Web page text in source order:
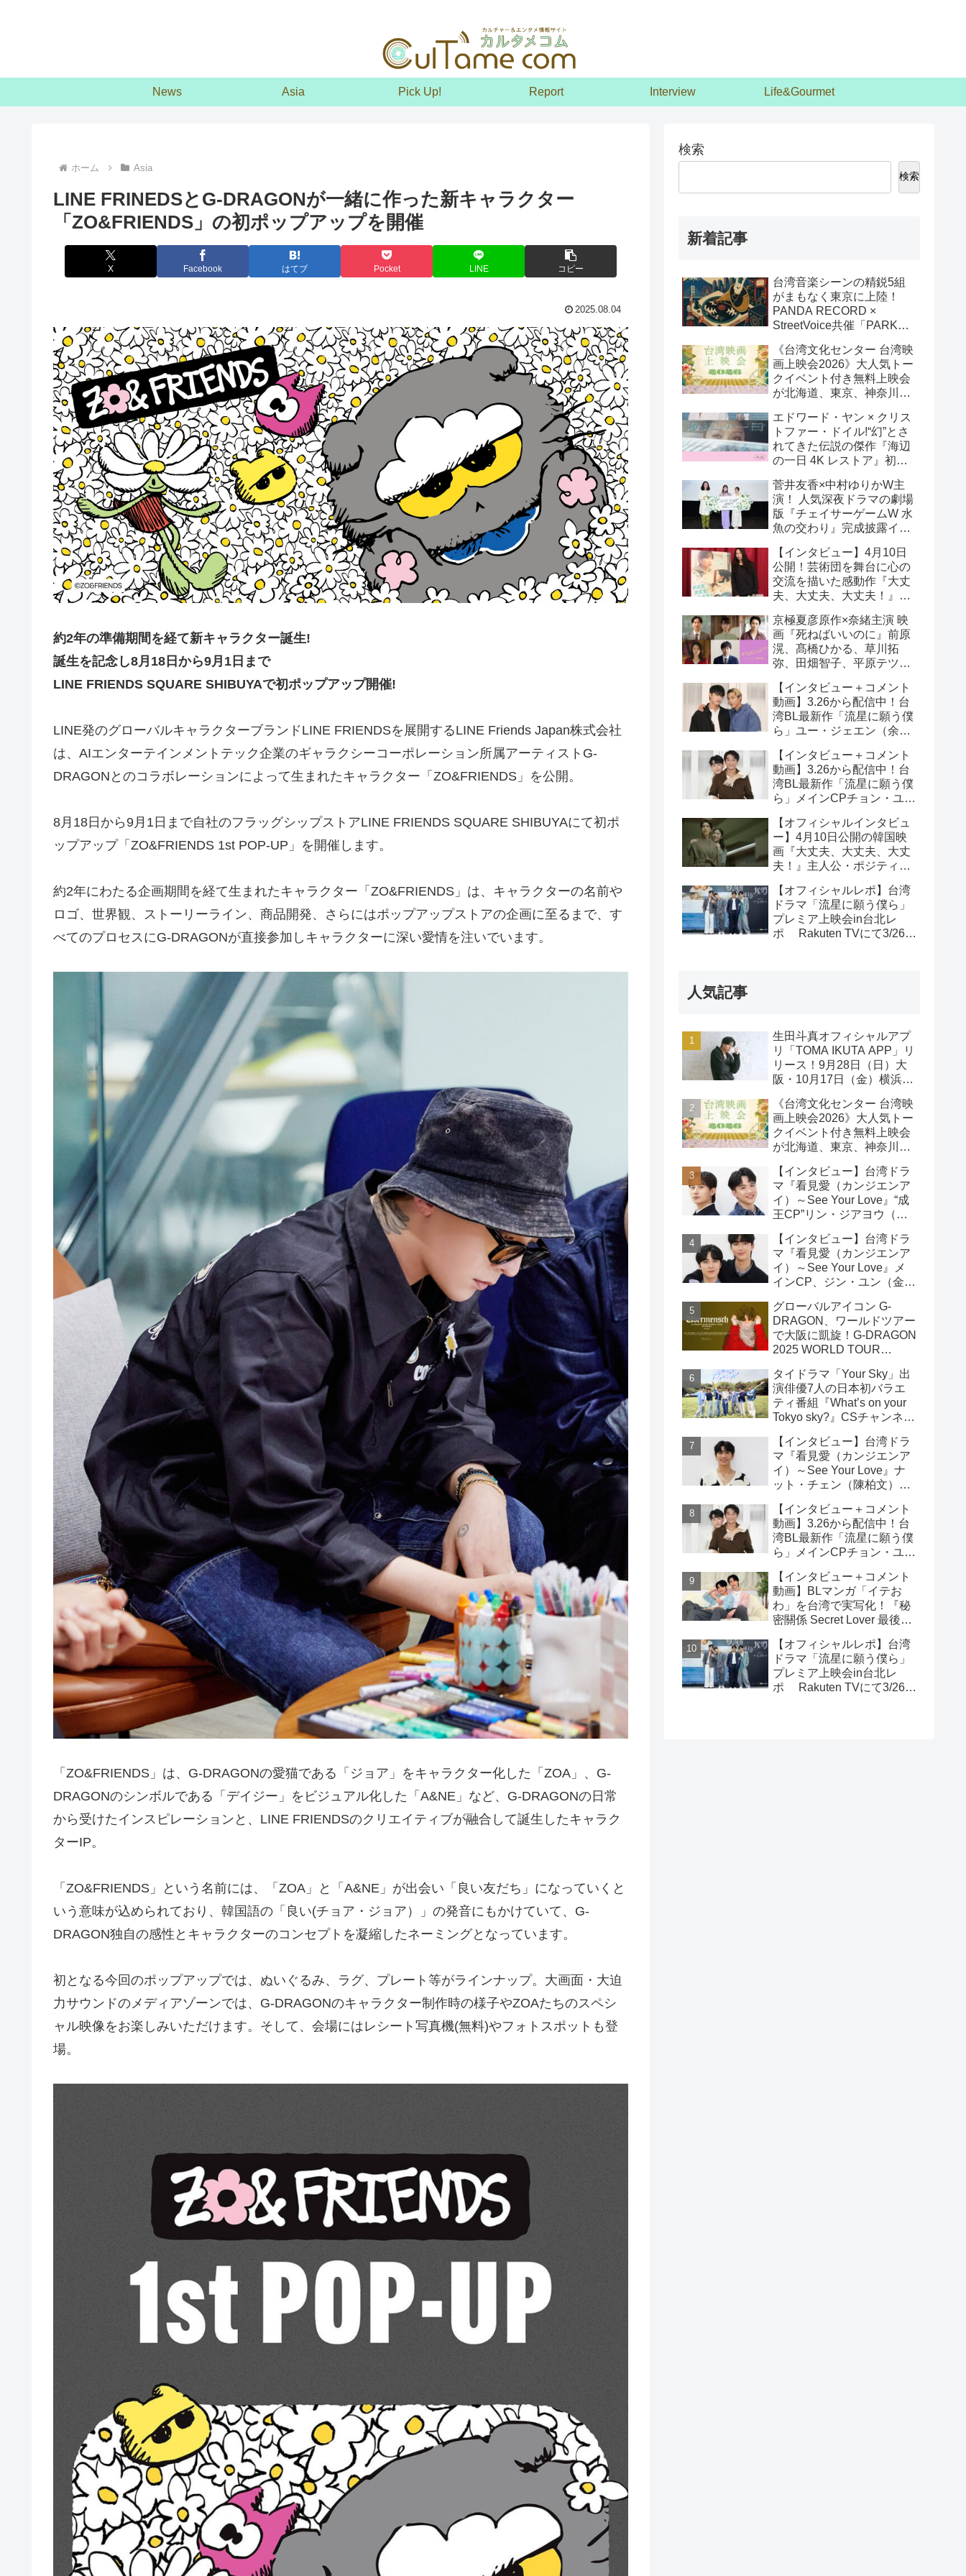
News Asia Pick Up! Report Interview Life&Gourmet
ホーム Asia
LINE FRINEDSとG-DRAGONが一緒に作った新キャラクター
「ZO&FRIENDS」の初ポップアップを開催
X Facebook はてブ Pocket LINE コピー
2025.08.04
約2年の準備期間を経て新キャラクター誕生!
誕生を記念し8月18日から9月1日まで
LINE FRIENDS SQUARE SHIBUYAで初ポップアップ開催!
LINE発のグローバルキャラクターブランドLINE FRIENDSを展開するLINE Friends Japan株式会社
は、AIエンターテインメントテック企業のギャラクシーコーポレーション所属アーティストG-
DRAGONとのコラボレーションによって生まれたキャラクター「ZO&FRIENDS」を公開。
8月18日から9月1日まで自社のフラッグシップストアLINE FRIENDS SQUARE SHIBUYAにて初ポ
ップアップ「ZO&FRIENDS 1st POP-UP」を開催します。
約2年にわたる企画期間を経て生まれたキャラクター「ZO&FRIENDS」は、キャラクターの名前や
ロゴ、世界観、ストーリーライン、商品開発、さらにはポップアップストアの企画に至るまで、す
べてのプロセスにG-DRAGONが直接参加しキャラクターに深い愛情を注いでいます。
「ZO&FRIENDS」は、G-DRAGONの愛猫である「ジョア」をキャラクター化した「ZOA」、G-
DRAGONのシンボルである「デイジー」をビジュアル化した「A&NE」など、G-DRAGONの日常
から受けたインスピレーションと、LINE FRIENDSのクリエイティブが融合して誕生したキャラク
ターIP。
「ZO&FRIENDS」という名前には、「ZOA」と「A&NE」が出会い「良い友だち」になっていくと
いう意味が込められており、韓国語の「良い(チョア・ジョア）」の発音にもかけていて、G-
DRAGON独自の感性とキャラクターのコンセプトを凝縮したネーミングとなっています。
初となる今回のポップアップでは、ぬいぐるみ、ラグ、プレート等がラインナップ。大画面・大迫
力サウンドのメディアゾーンでは、G-DRAGONのキャラクター制作時の様子やZOAたちのスペシ
ャル映像をお楽しみいただけます。そして、会場にはレシート写真機(無料)やフォトスポットも登
場。
検索
検索
新着記事
台湾音楽シーンの精鋭5組
がまもなく東京に上陸！
PANDA RECORD ×
StreetVoice共催「PARK
好評発売中！
《台湾文化センター 台湾映
画上映会2026》大人気トー
クイベント付き無料上映会
が北海道、東京、神奈川、
決定!
エドワード・ヤン × クリス
トファー・ドイル!“幻”とさ
れてきた伝説の傑作『海辺
の一日 4K レストア』初の
『恐怖分子 デジタルリマス
ター』上映も!
菅井友香×中村ゆりかW主
演！ 人気深夜ドラマの劇場
版『チェイサーゲームW 水
魚の交わり』完成披露イベ
恋愛相談トーク開催！
【インタビュー】4月10日
公開！芸術団を舞台に心の
交流を描いた感動作『大丈
夫、大丈夫、大丈夫！』キ
ー
京極夏彦原作×奈緒主演 映
画『死ねばいいのに』前原
滉、髙橋ひかる、草川拓
弥、田畑智子、平原テツら
【インタビュー＋コメント
動画】3.26から配信中！台
湾BL最新作「流星に願う僕
ら」ユー・ジェエン（余杰
うた）インタビュー！サイ
ン入りチェキ読プレも
【インタビュー＋コメント
動画】3.26から配信中！台
湾BL最新作「流星に願う僕
ら」メインCPチョン・ユエ
ー・モンシュエン（初孟
軒） インタビュー！サイン
入りチェキ読プレも
【オフィシャルインタビュ
ー】4月10日公開の韓国映
画『大丈夫、大丈夫、大丈
夫！』主人公・ポジティブ
映画の見どころを紹介！
【オフィシャルレポ】台湾
ドラマ「流星に願う僕ら」
プレミア上映会in台北レ
ポ Rakuten TVにて3/26～
人気記事
生田斗真オフィシャルアプ
リ「TOMA IKUTA APP」リ
リース！9月28日（日）大
阪・10月17日（金）横浜に
ング開催！
《台湾文化センター 台湾映
画上映会2026》大人気トー
クイベント付き無料上映会
が北海道、東京、神奈川、
決定!
【インタビュー】台湾ドラ
マ『看見愛（カンジエンア
イ）～See Your Love』“成
王CP”リン・ジアヨウ（林
（林詠傑）インタビュー
【インタビュー】台湾ドラ
マ『看見愛（カンジエンア
イ）～See Your Love』メ
インCP、ジン・ユン（金
宇）インタビュー
グローバルアイコン G-
DRAGON、ワールドツアー
で大阪に凱旋！G-DRAGON
2025 WORLD TOUR
ENCORE 9月23日(火・
祝)18:00よりファンクラブ
先行受付開始！！
タイドラマ「Your Sky」出
演俳優7人の日本初バラエ
ティ番組『What’s on your
Tokyo sky?』CSチャンネ
日（日）19時30分 独占放
送！！
【インタビュー】台湾ドラ
マ『看見愛（カンジエンア
イ）～See Your Love』ナ
ット・チェン（陳柏文）イ
【インタビュー＋コメント
動画】3.26から配信中！台
湾BL最新作「流星に願う僕
ら」メインCPチョン・ユエ
ー・モンシュエン（初孟
軒） インタビュー！サイン
入りチェキ読プレも
【インタビュー＋コメント
動画】BLマンガ「イテお
わ」を台湾で実写化！『秘
密關係 Secret Lover 最後の
豪）＆Chance（成晞）イン
タビュー 12月26日(金)よ
りシネマート新宿ほか全国
公開！
【オフィシャルレポ】台湾
ドラマ「流星に願う僕ら」
プレミア上映会in台北レ
ポ Rakuten TVにて3/26～